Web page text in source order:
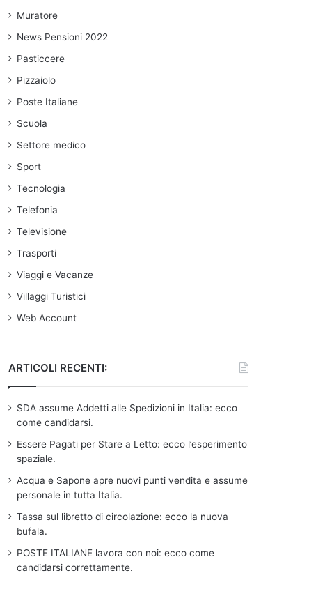
Muratore
News Pensioni 2022
Pasticcere
Pizzaiolo
Poste Italiane
Scuola
Settore medico
Sport
Tecnologia
Telefonia
Televisione
Trasporti
Viaggi e Vacanze
Villaggi Turistici
Web Account
ARTICOLI RECENTI:
SDA assume Addetti alle Spedizioni in Italia: ecco
come candidarsi.
Essere Pagati per Stare a Letto: ecco l’esperimento
spaziale.
Acqua e Sapone apre nuovi punti vendita e assume
personale in tutta Italia.
Tassa sul libretto di circolazione: ecco la nuova
bufala.
POSTE ITALIANE lavora con noi: ecco come
candidarsi correttamente.